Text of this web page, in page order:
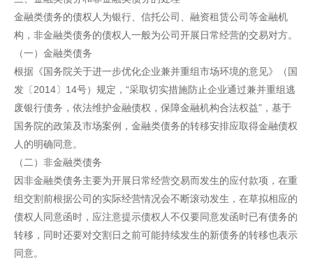
金融类债务的债权人为银行、信托公司、融资租赁公司等金融机
构，非金融类债务的债权人一般为公司开展日常经营的交易对方。
（一）金融类债务
根据《国务院关于进一步优化企业兼并重组市场环境的意见》（国
发〔2014〕14号）规定，“采取切实措施防止企业通过兼并重组逃
废银行债务，依法维护金融债权，保障金融机构合法权益”，基于
国务院的政策及市场案例，金融类债务的转移安排应取得金融债权
人的明确同意。
（二）非金融类债务
因非金融类债务主要为开展日常经营交易而发生的应付款项，在重
组交割前根据公司的实际经营情况会不断滚动发生，在草拟相应的
债权人同意函时，应注意提示债权人不仅要同意发函时已有债务的
转移，同时还要对交割日之前可能持续发生的新债务的转移也表示
同意。